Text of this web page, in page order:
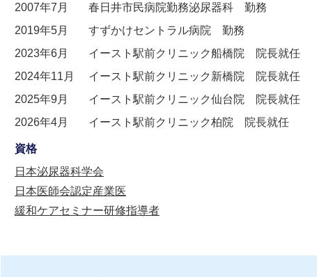
2007年7月
春日井市民病院勤務泌尿器科 勤務
2019年5月
すずかけセントラル病院 勤務
2023年6月
イースト駅前クリニック船橋院 院長就任
2024年11月
イースト駅前クリニック新橋院 院長就任
2025年9月
イースト駅前クリニック仙台院 院長就任
2026年4月
イースト駅前クリニック柏院 院長就任
資格
日本泌尿器科学会
日本医師会認定産業医
緩和ケアセミナー研修指導者